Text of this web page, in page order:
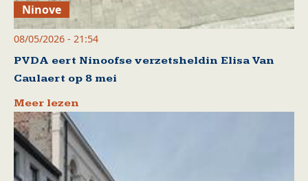
Ninove
08/05/2026 - 21:54
PVDA eert Ninoofse verzetsheldin Elisa Van
Caulaert op 8 mei
Meer lezen